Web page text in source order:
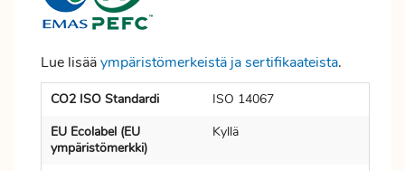
Lue lisääympäristömerkeistä ja sertifikaateista.
CO2 ISO Standardi
ISO 14067
EU Ecolabel (EU
ympäristömerkki)
Kyllä